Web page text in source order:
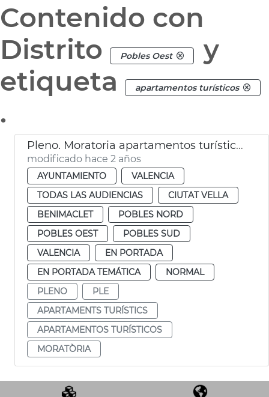
Contenido con
Distrito
Pobles Oest
y
etiqueta
apartamentos turísticos
.
Pleno. Moratoria apartamentos turísticos
modificado hace 2 años
AYUNTAMIENTO
VALENCIA
TODAS LAS AUDIENCIAS
CIUTAT VELLA
BENIMACLET
POBLES NORD
POBLES OEST
POBLES SUD
VALENCIA
EN PORTADA
EN PORTADA TEMÁTICA
NORMAL
PLENO
PLE
APARTAMENTS TURÍSTICS
APARTAMENTOS TURÍSTICOS
MORATÒRIA